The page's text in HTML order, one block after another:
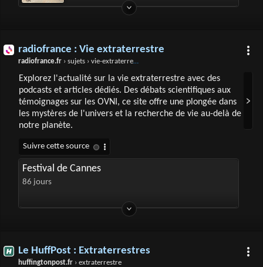
radiofrance : Vie extraterrestre
radiofrance.fr › sujets › vie-extraterrestre
Explorez l'actualité sur la vie extraterrestre avec des
podcasts et articles dédiés. Des débats scientifiques aux
témoignages sur les OVNI, ce site offre une plongée dans
les mystères de l'univers et la recherche de vie au-delà de
notre planète.
Festival de Cannes
86 jours
Le HuffPost : Extraterrestres
huffingtonpost.fr › extraterrestre